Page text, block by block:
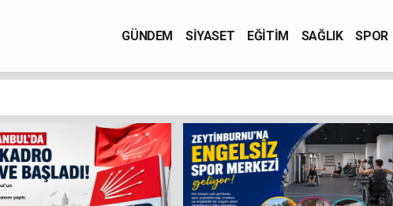
GÜNDEM SİYASET EĞİTİM SAĞLIK SPOR